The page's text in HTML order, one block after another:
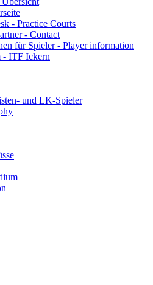
- Practice Courts
- Contact
für Spieler - Player information
- ITF Ickern
und LK-Spieler